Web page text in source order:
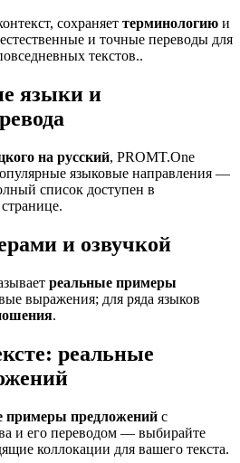
сохраняет терминологию и
и точные переводы для
текстов..
языки и
на русский, PROMT.One
языковые направления —
список доступен в
и озвучкой
реальные примеры
выражения; для ряда языков
.
реальные
примеры предложений с
и его переводом — выбирайте
коллокации для вашего текста.